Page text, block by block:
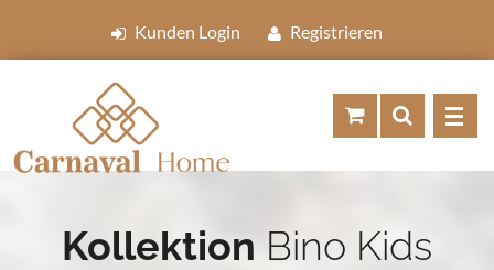
Kunden Login Registrieren
Kollektion Bino Kids